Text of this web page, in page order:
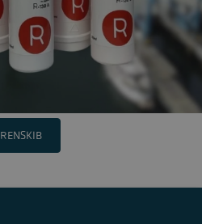
RENSKIB